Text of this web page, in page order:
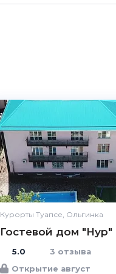
Курорты Туапсе, Ольгинка
Гостевой дом "Нур"
5.0
3 отзыва
Открытие август